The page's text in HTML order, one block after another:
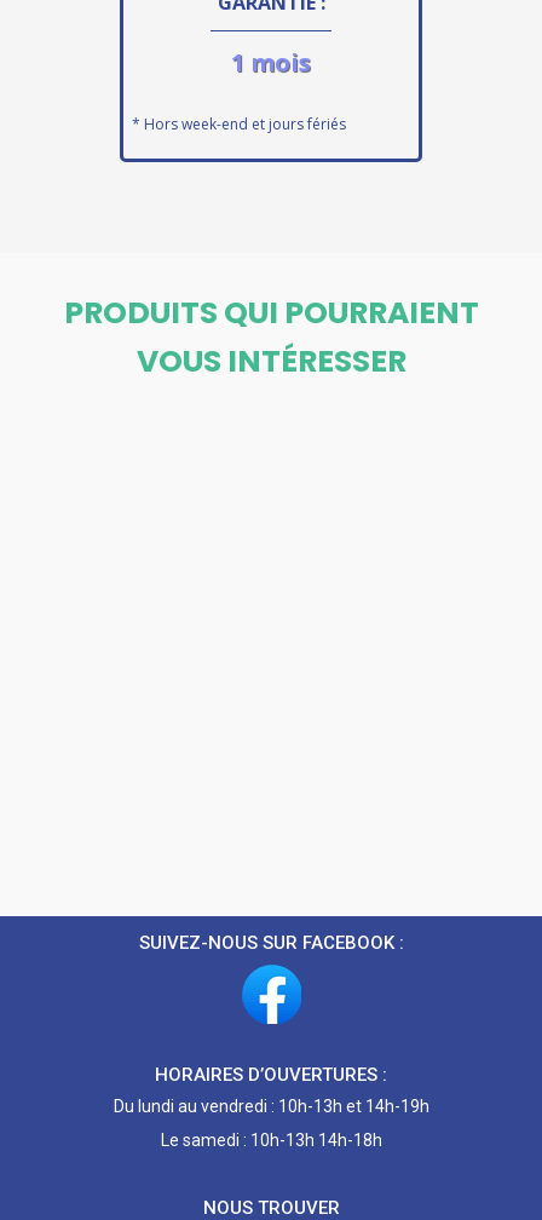
1 mois
* Hors week-end et jours fériés
PRODUITS QUI POURRAIENT
VOUS INTÉRESSER
SUIVEZ-NOUS SUR FACEBOOK :
HORAIRES D’OUVERTURES :
Du lundi au vendredi : 10h-13h et 14h-19h
Le samedi : 10h-13h 14h-18h
NOUS TROUVER